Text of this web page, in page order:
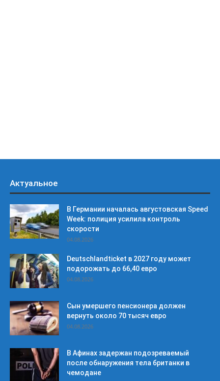
Актуальное
В Германии началась августовская Speed
Week: полиция усилила контроль
скорости
04.08.2026
Deutschlandticket в 2027 году может
подорожать до 66,40 евро
04.08.2026
Сын умершего пенсионера должен
вернуть около 70 тысяч евро
04.08.2026
В Афинах задержан подозреваемый
после обнаружения тела британки в
чемодане